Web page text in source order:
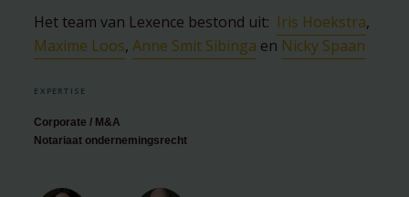
Het team van Lexence bestond uit: Iris Hoekstra,
Maxime Loos,Anne Smit Sibinga en Nicky Spaan
EXPERTISE
Corporate / M&A
Notariaat ondernemingsrecht